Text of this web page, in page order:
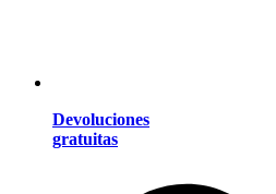
Devoluciones
gratuitas